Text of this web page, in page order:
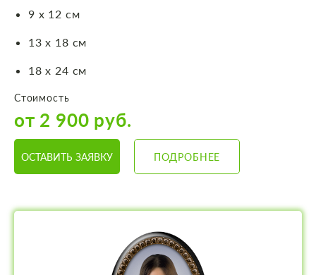
9 х 12 см
13 х 18 см
18 х 24 см
Стоимость
от 2 900 руб.
ОСТАВИТЬ ЗАЯВКУ ПОДРОБНЕЕ